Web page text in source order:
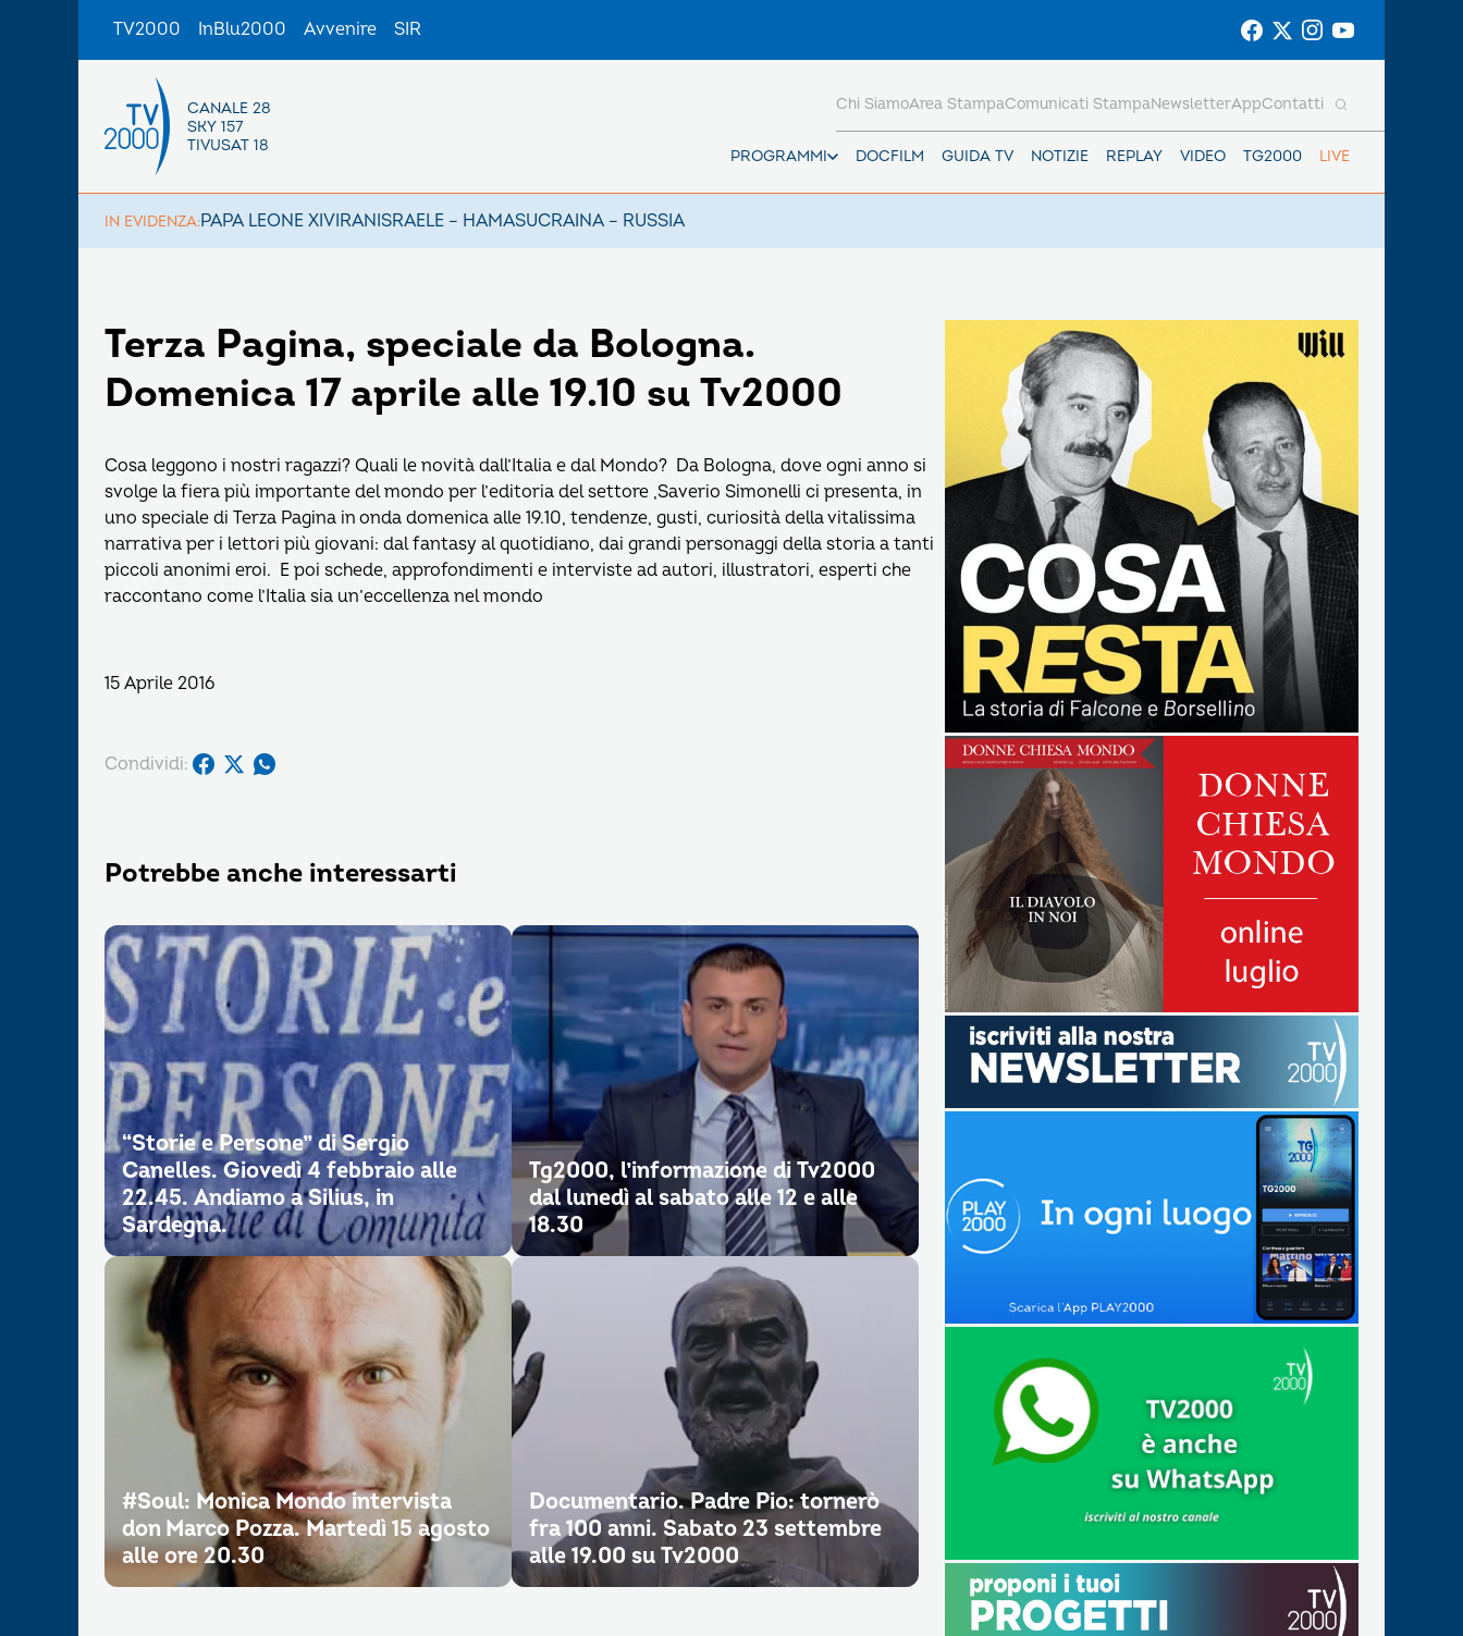
TV2000 InBlu2000 Avvenire SIR
CANALE 28
SKY 157
TIVUSAT 18
PROGRAMMI DOCFILM GUIDA TV NOTIZIE REPLAY VIDEO TG2000 LIVE
Chi SiamoArea StampaComunicati StampaNewsletterAppContatti
IN EVIDENZA:PAPA LEONE XIVIRANISRAELE – HAMASUCRAINA – RUSSIA
Terza Pagina, speciale da Bologna.
Domenica 17 aprile alle 19.10 su Tv2000
Cosa leggono i nostri ragazzi? Quali le novità dall’Italia e dal Mondo? Da Bologna, dove ogni anno si
svolge la fiera più importante del mondo per l’editoria del settore ,Saverio Simonelli ci presenta, in
uno speciale di Terza Pagina in onda domenica alle 19.10, tendenze, gusti, curiosità della vitalissima
narrativa per i lettori più giovani: dal fantasy al quotidiano, dai grandi personaggi della storia a tanti
piccoli anonimi eroi. E poi schede, approfondimenti e interviste ad autori, illustratori, esperti che
raccontano come l’Italia sia un’eccellenza nel mondo
15 Aprile 2016
Condividi:
Potrebbe anche interessarti
“Storie e Persone” di Sergio
Canelles. Giovedì 4 febbraio alle
22.45. Andiamo a Silius, in
Sardegna.
Tg2000, l’informazione di Tv2000
dal lunedì al sabato alle 12 e alle
18.30
#Soul: Monica Mondo intervista
don Marco Pozza. Martedì 15 agosto
alle ore 20.30
Documentario. Padre Pio: tornerò
fra 100 anni. Sabato 23 settembre
alle 19.00 su Tv2000